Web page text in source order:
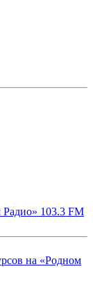
103.3 FM
на «Родном